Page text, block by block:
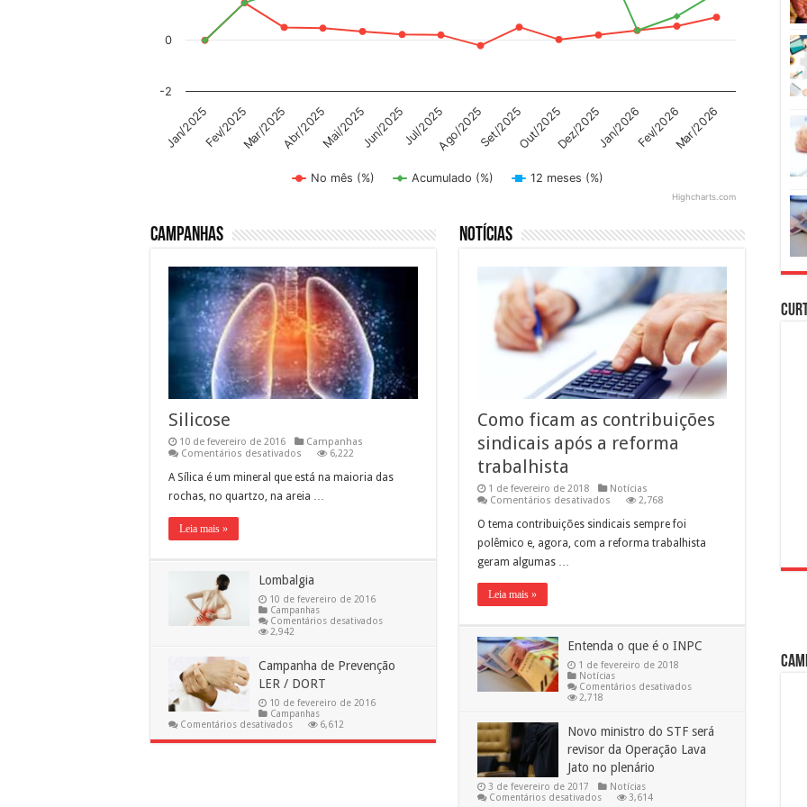
No mês (%) Acumulado (%) 12 meses (%)
Jan/2025Fev/2025Mar/2025Abr/2025Mai/2025Jun/2025Jul/2025Ago/2025Set/2025Out/2025Dez/2025Jan/2026Fev/2026Mar/2026
-2
0
Highcharts.com
Campanhas
Silicose
10 de fevereiro de 2016
Campanhas
Comentários desativados
6,222
A Sílica é um mineral que está na maioria das
rochas, no quartzo, na areia …
Leia mais »
Lombalgia
10 de fevereiro de 2016
Campanhas
Comentários desativadosem
2,942
Campanha de Prevenção
LER / DORT
10 de fevereiro de 2016
Campanhas
Comentários desativadosem
de
6,612
Notícias
Como ficam as contribuições
sindicais após a reforma
trabalhista
1 de fevereiro de 2018
Notícias
Comentários desativados
ficam
contribuições
2,768
O tema contribuições sindicais sempre foi
polêmico e, agora, com a reforma trabalhista
geram algumas …
Leia mais »
Entenda o que é o INPC
1 de fevereiro de 2018
Notícias
Comentários desativadosem
é
o
INPC
2,718
Novo ministro do STF será
revisor da Operação Lava
Jato no plenário
3 de fevereiro de 2017
Notícias
Comentários desativadosem
3,614